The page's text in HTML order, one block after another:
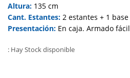
Altura: 135 cm
Cant. Estantes: 2 estantes + 1 base
Presentación: En caja. Armado fácil
: Hay Stock disponible